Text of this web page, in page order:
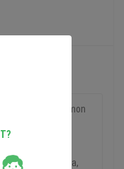
klasiky Lemon
limonenu a
hybrid 55% Indica,